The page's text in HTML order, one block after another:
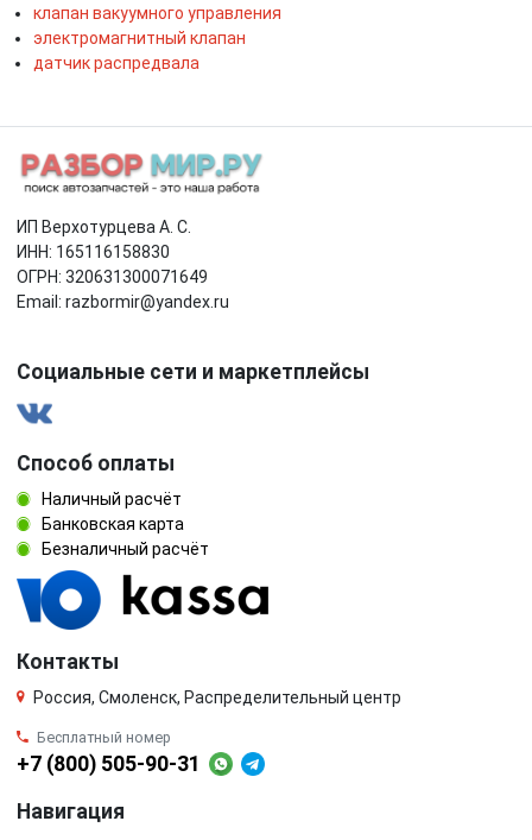
клапан вакуумного управления
электромагнитный клапан
датчик распредвала
ИП Верхотурцева А. С.
ИНН: 165116158830
ОГРН: 320631300071649
Email: razbormir@yandex.ru
Социальные сети и маркетплейсы
Способ оплаты
Наличный расчёт
Банковская карта
Безналичный расчёт
Контакты
Россия, Смоленск, Распределительный центр
Бесплатный номер
+7 (800) 505-90-31
Навигация